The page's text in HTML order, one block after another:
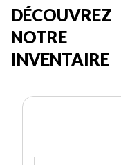
DÉCOUVREZ
NOTRE
INVENTAIRE